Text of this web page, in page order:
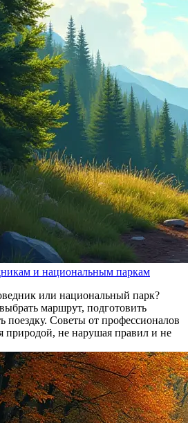
и национальным паркам
или национальный парк?
маршрут, подготовить
поездку. Советы от профессионалов
природой, не нарушая правил и не